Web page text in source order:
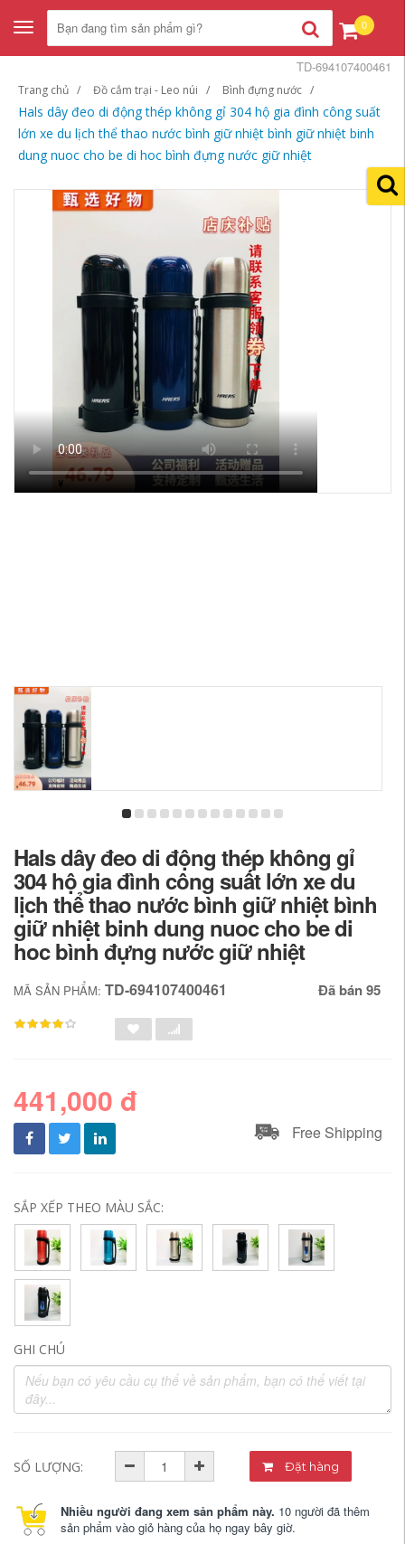
Toggle
navigation
0
Trang chủ Đồ cắm trại - Leo núi Bình đựng nước
Hals dây đeo di động thép không gỉ 304 hộ gia đình công suất
lớn xe du lịch thể thao nước bình giữ nhiệt bình giữ nhiệt binh
dung nuoc cho be di hoc bình đựng nước giữ nhiệt
TD-694107400461
Hals dây đeo di động thép không gỉ
304 hộ gia đình công suất lớn xe du
lịch thể thao nước bình giữ nhiệt bình
giữ nhiệt binh dung nuoc cho be di
hoc bình đựng nước giữ nhiệt
MÃ SẢN PHẨM: TD-694107400461 Đã bán 95
441,000 đ
Free Shipping
SẮP XẾP THEO MÀU SẮC:
GHI CHÚ
SỐ LƯỢNG: Đặt hàng
Nhiều người đang xem sản phẩm này. 10 người đã thêm
sản phẩm vào giỏ hàng của họ ngay bây giờ.